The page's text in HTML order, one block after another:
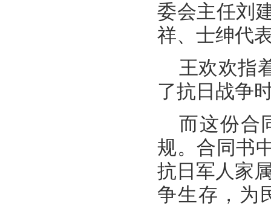
委会主任刘
祥、士绅代
王欢欢指
了抗日战争
而这份合
规。合同书
抗日军人家
争生存，为